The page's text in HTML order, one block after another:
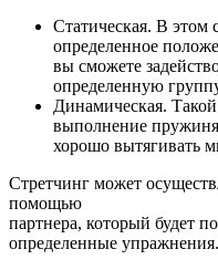
Статическая. В этом
определенное
вы сможете
определенную
Динамическая.
выполнение
хорошо вытягивать
Стретчинг может
помощью
партнера, который будет
определенные упражнения.